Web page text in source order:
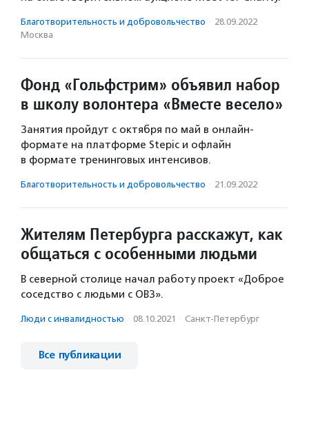
Благотвори­тель­ность и доброволь­чест­во · 28.09.2022 ·
Москва
Фонд «Гольфстрим» объявил набор
в школу волонтера «Вместе весело»
Занятия пройдут с октября по май в онлайн-
формате на платформе Stepic и офлайн
в формате тренинговых интенсивов.
Благотвори­тель­ность и доброволь­чест­во · 21.09.2022
Жителям Петербурга расскажут, как
общаться с особенными людьми
В северной столице начал работу проект «Доброе
соседство с людьми с ОВЗ».
Люди с инвалидностью · 08.10.2021 · Санкт-Петербург
Все публикации